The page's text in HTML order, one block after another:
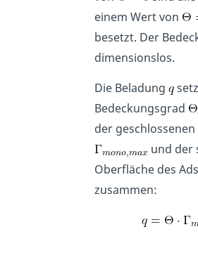
einem Wert von
besetzt. Der
dimensionslos.
Die Beladung
Bedeckungsgrad
der
und der
Oberfläche des
zusammen: